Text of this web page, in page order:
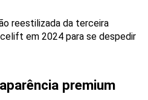
reestilizada da terceira
em 2024 para se despedir
premium